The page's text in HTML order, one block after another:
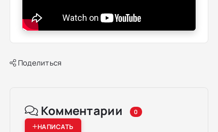
Поделиться
Комментарии 0
НАПИСАТЬ